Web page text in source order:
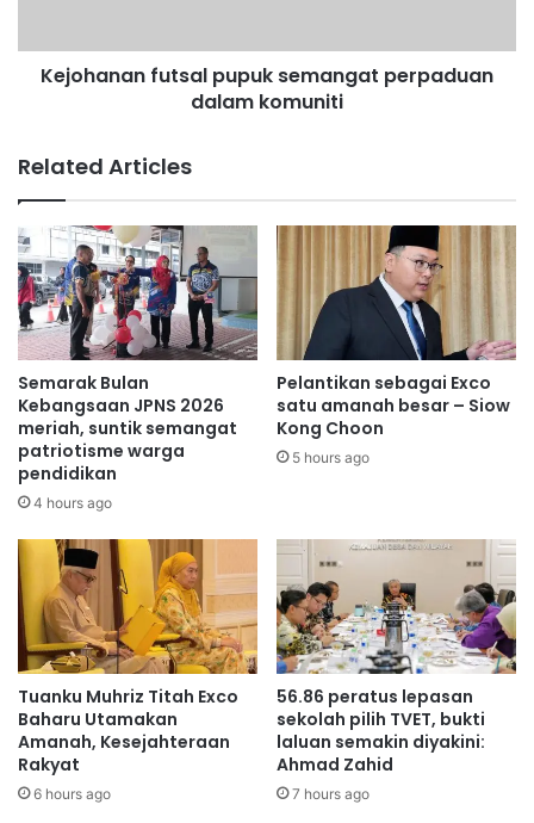
i
A
m
a
d
R
a
a
h
s
i
m
a
n
l
e
b
i
h
d
u
a
a
n
a
l
p
u
p
u
k
s
e
m
a
n
g
a
p
e
r
p
a
d
u
a
n
d
a
Kejohanan futsal pupuk semangat perpaduan
dalam komuniti
Related Articles
Semarak Bulan
Kebangsaan JPNS 2026
meriah, suntik semangat
patriotisme warga
pendidikan
4 hours ago
Pelantikan sebagai Exco
satu amanah besar – Siow
Kong Choon
5 hours ago
Tuanku Muhriz Titah Exco
Baharu Utamakan
Amanah, Kesejahteraan
Rakyat
6 hours ago
56.86 peratus lepasan
sekolah pilih TVET, bukti
laluan semakin diyakini:
Ahmad Zahid
7 hours ago